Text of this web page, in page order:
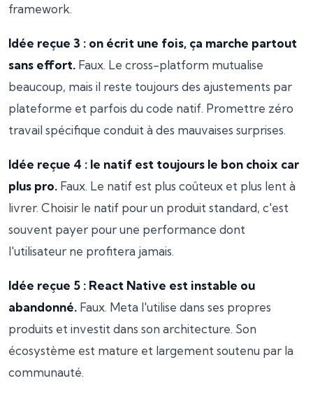
framework.
Idée reçue 3 : on écrit une fois, ça marche partout
sans effort. Faux. Le cross-platform mutualise
beaucoup, mais il reste toujours des ajustements par
plateforme et parfois du code natif. Promettre zéro
travail spécifique conduit à des mauvaises surprises.
Idée reçue 4 : le natif est toujours le bon choix car
plus pro. Faux. Le natif est plus coûteux et plus lent à
livrer. Choisir le natif pour un produit standard, c'est
souvent payer pour une performance dont
l'utilisateur ne profitera jamais.
Idée reçue 5 : React Native est instable ou
abandonné. Faux. Meta l'utilise dans ses propres
produits et investit dans son architecture. Son
écosystème est mature et largement soutenu par la
communauté.